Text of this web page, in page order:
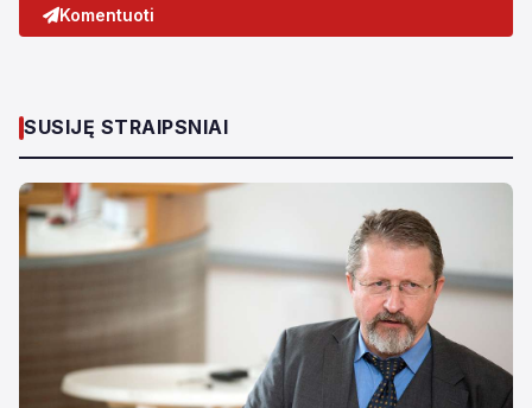
Komentuoti
SUSIJĘ STRAIPSNIAI